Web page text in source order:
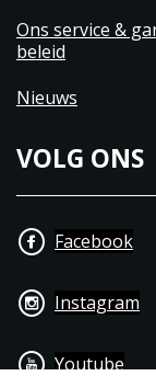
Ons service &
beleid
Nieuws
VOLG ONS
Facebook
Instagram
Youtube